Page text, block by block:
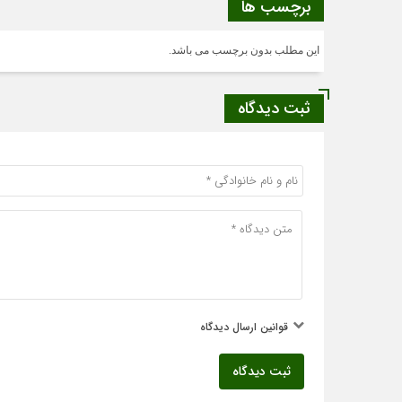
برچسب ها
این مطلب بدون برچسب می باشد.
ثبت دیدگاه
قوانین ارسال دیدگاه
ثبت دیدگاه